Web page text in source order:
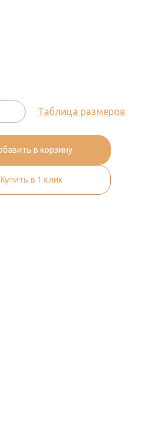
Таблица размеров
Добавить в корзину
Купить в 1 клик